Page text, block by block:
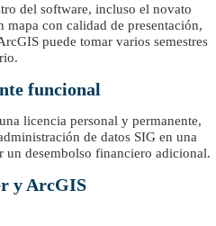
del software, incluso el novato
mapa con calidad de presentación,
puede tomar varios semestres
funcional
licencia personal y permanente,
de datos SIG en una
un desembolso financiero adicional.
y ArcGIS